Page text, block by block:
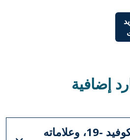
إضافية
أعراض الإصابة بكوفيد -19، وعلاماته